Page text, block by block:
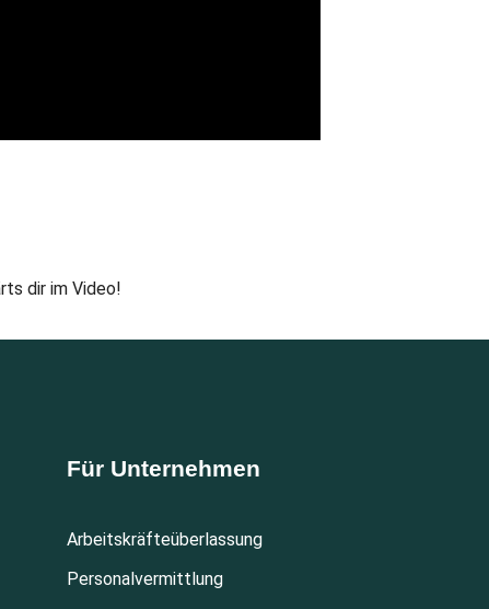
dir im Video!
Für Unternehmen
Arbeitskräfteüberlassung
Personalvermittlung